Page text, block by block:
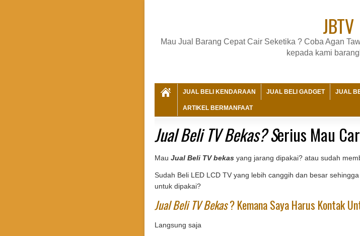
JBTV
Mau Jual Barang Cepat Cair Seketika ? Coba Agan
kepada kami
JUAL BELI KENDARAAN JUAL BELI GADGET JUAL
ARTIKEL BERMANFAAT
Jual Beli TV Bekas? SErius Mau
Mau Jual Beli TV bekas yang jarang dipakai? atau sudah
Sudah Beli LED LCD TV yang lebih canggih dan besar
untuk dipakai?
Jual Beli TV Bekas? Kemana Saya Harus Kontak
Langsung saja